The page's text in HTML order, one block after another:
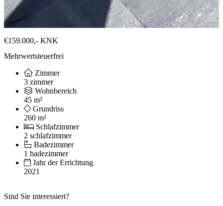
€159.000,- KNK
Mehrwertsteuerfrei
Zimmer
3 zimmer
Wohnbereich
45 m²
Grundriss
260 m²
Schlafzimmer
2 schlafzimmer
Badezimmer
1 badezimmer
Jahr der Errichtung
2021
Sind Sie interessiert?